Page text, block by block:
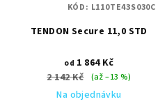
TENDON Secure 11,0 STD
od 1 864 Kč
2 142 Kč
(až –13 %)
Na objednávku
KÓD: L110TE43S030C